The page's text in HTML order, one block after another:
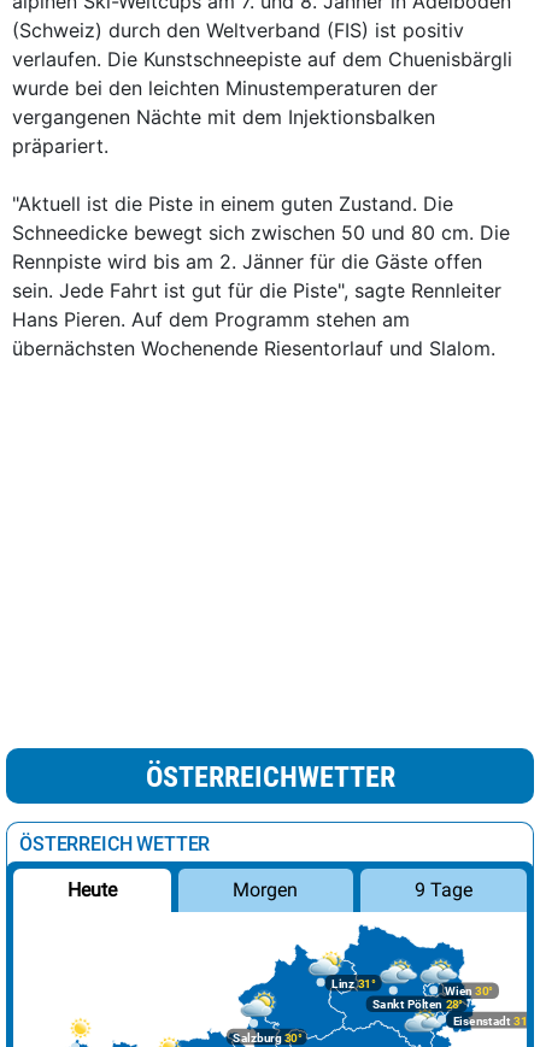
(Schweiz) durch den Weltverband (FIS) ist positiv
verlaufen. Die Kunstschneepiste auf dem Chuenisbärgli
wurde bei den leichten Minustemperaturen der
vergangenen Nächte mit dem Injektionsbalken
präpariert.
"Aktuell ist die Piste in einem guten Zustand. Die
Schneedicke bewegt sich zwischen 50 und 80 cm. Die
Rennpiste wird bis am 2. Jänner für die Gäste offen
sein. Jede Fahrt ist gut für die Piste", sagte Rennleiter
Hans Pieren. Auf dem Programm stehen am
übernächsten Wochenende Riesentorlauf und Slalom.
ÖSTERREICHWETTER
ÖSTERREICH WETTER
Heute Morgen 9 Tage
Linz31°
Salzburg30°
Wien 30°
Eisenstadt 31°
Sankt Pölten 28°